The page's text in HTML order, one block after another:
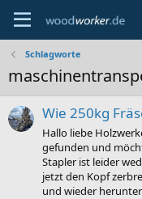
Schlagworte
Wie 250kg
Hallo liebe
gefunden und
Stapler ist leider
jetzt den Kopf
und wieder